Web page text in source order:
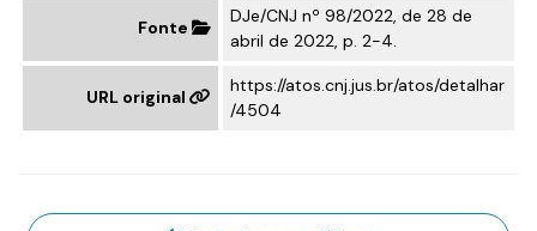
Fonte
DJe/CNJ nº 98/2022, de 28 de
abril de 2022, p. 2-4.
URL original
https://atos.cnj.jus.br/atos/detalhar
/4504